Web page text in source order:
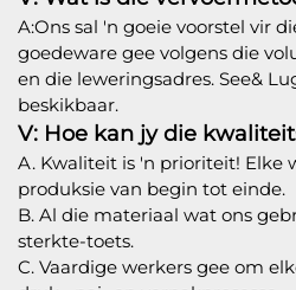
A:Ons sal 'n goeie voorstel vir
goedeware gee volgens die
en die leweringsadres. See&
beskikbaar.
V: Hoe kan jy die
A. Kwaliteit is 'n prioriteit! Elke
produksie van begin tot einde.
B. Al die materiaal wat ons
sterkte-toets.
C. Vaardige werkers gee om